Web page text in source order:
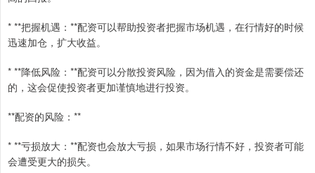
* **把握机遇：**配资可以帮助投资者把握市场机遇，在行情好的时候
迅速加仓，扩大收益。
* **降低风险：**配资可以分散投资风险，因为借入的资金是需要偿还
的，这会促使投资者更加谨慎地进行投资。
**配资的风险：**
* **亏损放大：**配资也会放大亏损，如果市场行情不好，投资者可能
会遭受更大的损失。